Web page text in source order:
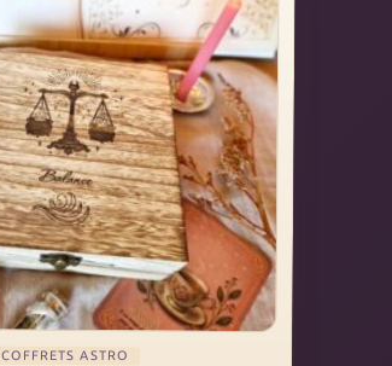
COFFRETS ASTRO